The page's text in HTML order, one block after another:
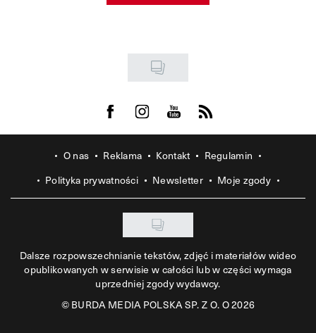
Visit us on Facebook
Visit us on Instagram
Visit us on Youtube
Visit us on Rss
O nas Reklama Kontakt
Regulamin
Polityka prywatności
Newsletter Moje zgody
Dalsze rozpowszechnianie tekstów, zdjęć i materiałów wideo
opublikowanych w serwisie w całości lub w części wymaga
uprzedniej zgody wydawcy.
©BURDA MEDIA POLSKA SP. Z O. O 2026